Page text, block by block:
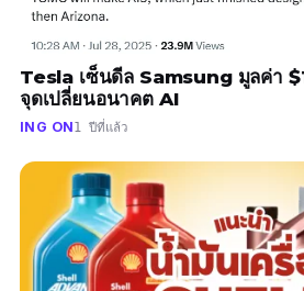
Tesla เซ็นดีล Samsung มูลค่า
จุดเปลี่ยนอนาคต AI
ING ON1 ปีที่แล้ว